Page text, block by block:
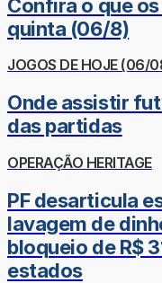
Confira o que
quinta (06/8)
JOGOS DE HOJE (06/
Onde assistir
das partidas
OPERAÇÃO HERITAGE
PF desarticula
lavagem de
bloqueio de R$
estados